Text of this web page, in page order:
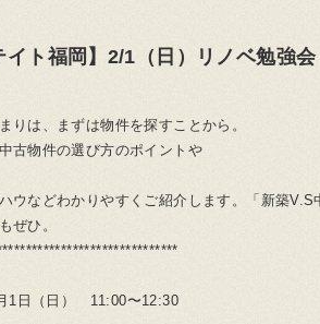
イト福岡】2/1（日）リノベ勉強
りは、まずは物件を探すことから。
古物件の選び方のポイントや
ウなどわかりやすくご紹介します。「新築V.S
ぜひ。
1日（日） 11:00〜12:30